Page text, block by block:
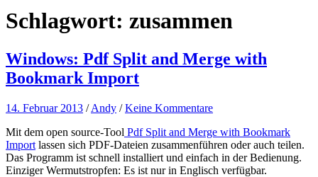
Schlagwort: zusammen
Windows: Pdf Split and Merge with
Bookmark Import
14. Februar 2013 /Andy /Keine Kommentare
Mit dem open source-Tool Pdf Split and Merge with Bookmark
Import lassen sich PDF-Dateien zusammenführen oder auch teilen.
Das Programm ist schnell installiert und einfach in der Bedienung.
Einziger Wermutstropfen: Es ist nur in Englisch verfügbar.